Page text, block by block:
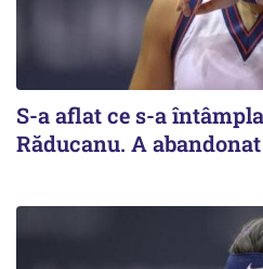
S-a aflat ce s-a
Răducanu. A